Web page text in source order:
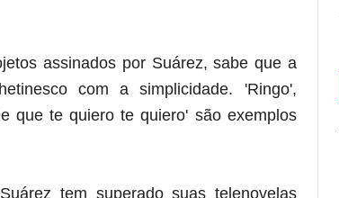
assinados por Suárez, sabe que a
com a simplicidade. 'Ringo',
que te quiero te quiero' são exemplos
tem superado suas telenovelas